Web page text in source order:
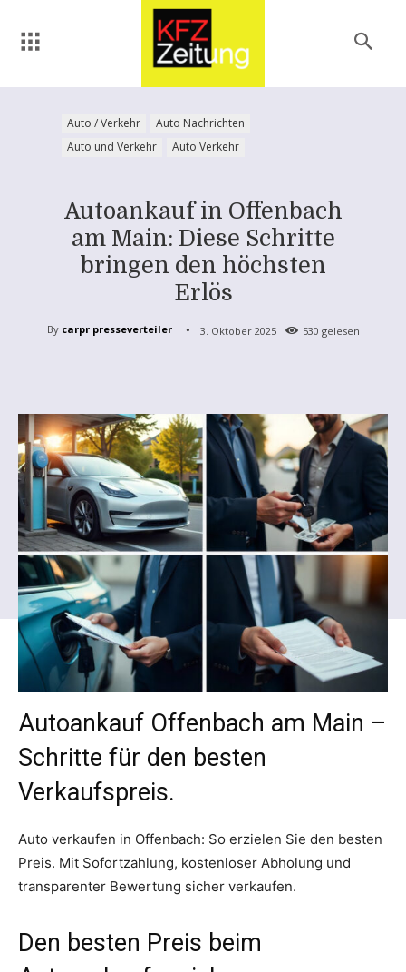
Auto / Verkehr
Auto Nachrichten
Auto und Verkehr
Auto Verkehr
Autoankauf in Offenbach
am Main: Diese Schritte
bringen den höchsten
Erlös
By carpr presseverteiler 3. Oktober 2025 530 gelesen
Autoankauf Offenbach am Main –
Schritte für den besten
Verkaufspreis.
Auto verkaufen in Offenbach: So erzielen Sie den besten
Preis. Mit Sofortzahlung, kostenloser Abholung und
transparenter Bewertung sicher verkaufen.
Den besten Preis beim